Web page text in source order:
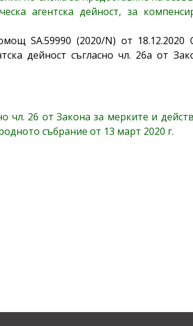
агентска дейност, за
SA.59990 (2020/N) от
дейност съгласно чл. 26а от
26 от Закона за мерките и
събрание от 13 март 2020 г.